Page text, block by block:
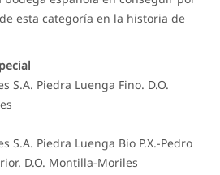
esta categoría en la historia de
S.A. Piedra Luenga Fino. D.O.
S.A. Piedra Luenga Bio P.X.-Pedro
D.O. Montilla-Moriles